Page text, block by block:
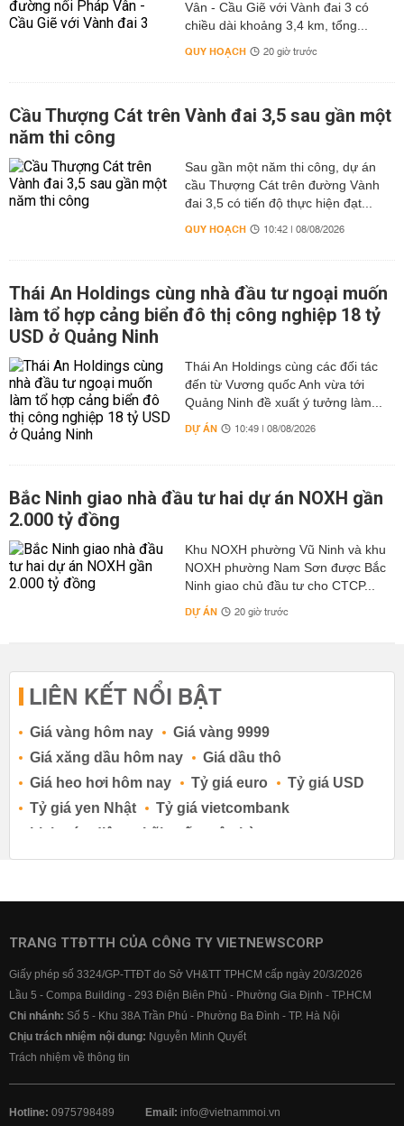
Vân - Cầu Giẽ với Vành đai 3 có
chiều dài khoảng 3,4 km, tổng...
QUY HOẠCH 20 giờ trước
Cầu Thượng Cát trên Vành đai 3,5 sau gần một
năm thi công
Sau gần một năm thi công, dự án
cầu Thượng Cát trên đường Vành
đai 3,5 có tiến độ thực hiện đạt...
QUY HOẠCH 10:42 | 08/08/2026
Thái An Holdings cùng nhà đầu tư ngoại muốn
làm tổ hợp cảng biển đô thị công nghiệp 18 tỷ
USD ở Quảng Ninh
Thái An Holdings cùng các đối tác
đến từ Vương quốc Anh vừa tới
Quảng Ninh đề xuất ý tưởng làm...
DỰ ÁN 10:49 | 08/08/2026
Bắc Ninh giao nhà đầu tư hai dự án NOXH gần
2.000 tỷ đồng
Khu NOXH phường Vũ Ninh và khu
NOXH phường Nam Sơn được Bắc
Ninh giao chủ đầu tư cho CTCP...
DỰ ÁN 20 giờ trước
LIÊN KẾT NỔI BẬT
Giá vàng hôm nay
Giá vàng 9999
Giá xăng dầu hôm nay
Giá dầu thô
Giá heo hơi hôm nay
Tỷ giá euro
Tỷ giá USD
Tỷ giá yen Nhật
Tỷ giá vietcombank
Lịch cúp điện
Lãi suất ngân hàng
Lãi suất tiết kiệm
Lãi suất tiền gửi
Lãi suất ngân hàng BIDV
Lãi suất ngân hàng Vietcombank
TRANG TTĐTTH CỦA CÔNG TY VIETNEWSCORP
Giấy phép số 3324/GP-TTĐT do Sở VH&TT TPHCM cấp ngày 20/3/2026
Lầu 5 - Compa Building - 293 Điện Biên Phủ - Phường Gia Định - TP.HCM
Chi nhánh: Số 5 - Khu 38A Trần Phú - Phường Ba Đình - TP. Hà Nội
Chịu trách nhiệm nội dung: Nguyễn Minh Quyết
Trách nhiệm về thông tin
Hotline: 0975798489 Email: info@vietnammoi.vn